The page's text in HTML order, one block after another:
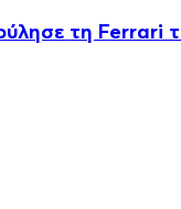
τη Ferrari